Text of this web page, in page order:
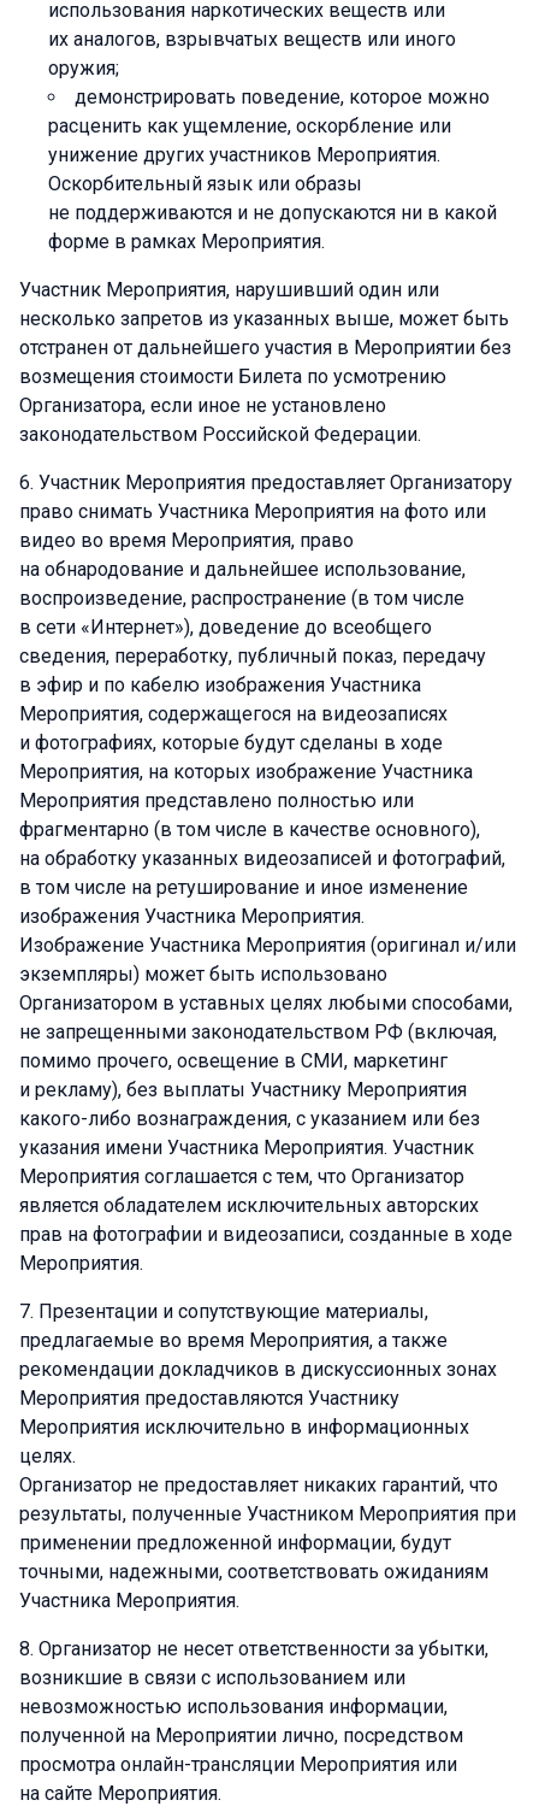
использования наркотических веществ или
их аналогов, взрывчатых веществ или иного
оружия;
демонстрировать поведение, которое можно
расценить как ущемление, оскорбление или
унижение других участников Мероприятия.
Оскорбительный язык или образы
не поддерживаются и не допускаются ни в какой
форме в рамках Мероприятия.
Участник Мероприятия, нарушивший один или
несколько запретов из указанных выше, может быть
отстранен от дальнейшего участия в Мероприятии без
возмещения стоимости Билета по усмотрению
Организатора, если иное не установлено
законодательством Российской Федерации.
Участник Мероприятия предоставляет Организатору
право снимать Участника Мероприятия на фото или
видео во время Мероприятия, право
на обнародование и дальнейшее использование,
воспроизведение, распространение (в том числе
в сети «Интернет»), доведение до всеобщего
сведения, переработку, публичный показ, передачу
в эфир и по кабелю изображения Участника
Мероприятия, содержащегося на видеозаписях
и фотографиях, которые будут сделаны в ходе
Мероприятия, на которых изображение Участника
Мероприятия представлено полностью или
фрагментарно (в том числе в качестве основного),
на обработку указанных видеозаписей и фотографий,
в том числе на ретуширование и иное изменение
изображения Участника Мероприятия.
Изображение Участника Мероприятия (оригинал и/или
экземпляры) может быть использовано
Организатором в уставных целях любыми способами,
не запрещенными законодательством РФ (включая,
помимо прочего, освещение в СМИ, маркетинг
и рекламу), без выплаты Участнику Мероприятия
какого-либо вознаграждения, с указанием или без
указания имени Участника Мероприятия. Участник
Мероприятия соглашается с тем, что Организатор
является обладателем исключительных авторских
прав на фотографии и видеозаписи, созданные в ходе
Мероприятия.
Презентации и сопутствующие материалы,
предлагаемые во время Мероприятия, а также
рекомендации докладчиков в дискуссионных зонах
Мероприятия предоставляются Участнику
Мероприятия исключительно в информационных
целях.
Организатор не предоставляет никаких гарантий, что
результаты, полученные Участником Мероприятия при
применении предложенной информации, будут
точными, надежными, соответствовать ожиданиям
Участника Мероприятия.
Организатор не несет ответственности за убытки,
возникшие в связи с использованием или
невозможностью использования информации,
полученной на Мероприятии лично, посредством
просмотра онлайн-трансляции Мероприятия или
на сайте Мероприятия.